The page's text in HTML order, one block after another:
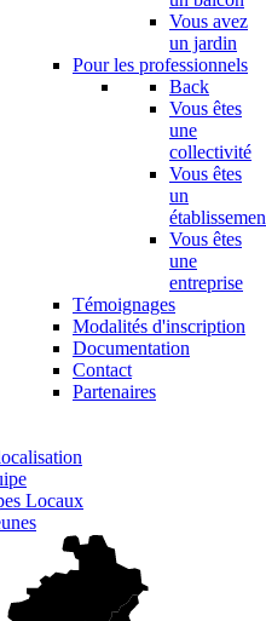
Vous avez
un jardin
Pour les professionnels
Back
Vous êtes
une
collectivité
Vous êtes
un
Vous êtes
une
entreprise
Témoignages
Modalités d'inscription
Documentation
Contact
Partenaires
Locaux